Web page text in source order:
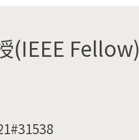
(IEEE Fellow)